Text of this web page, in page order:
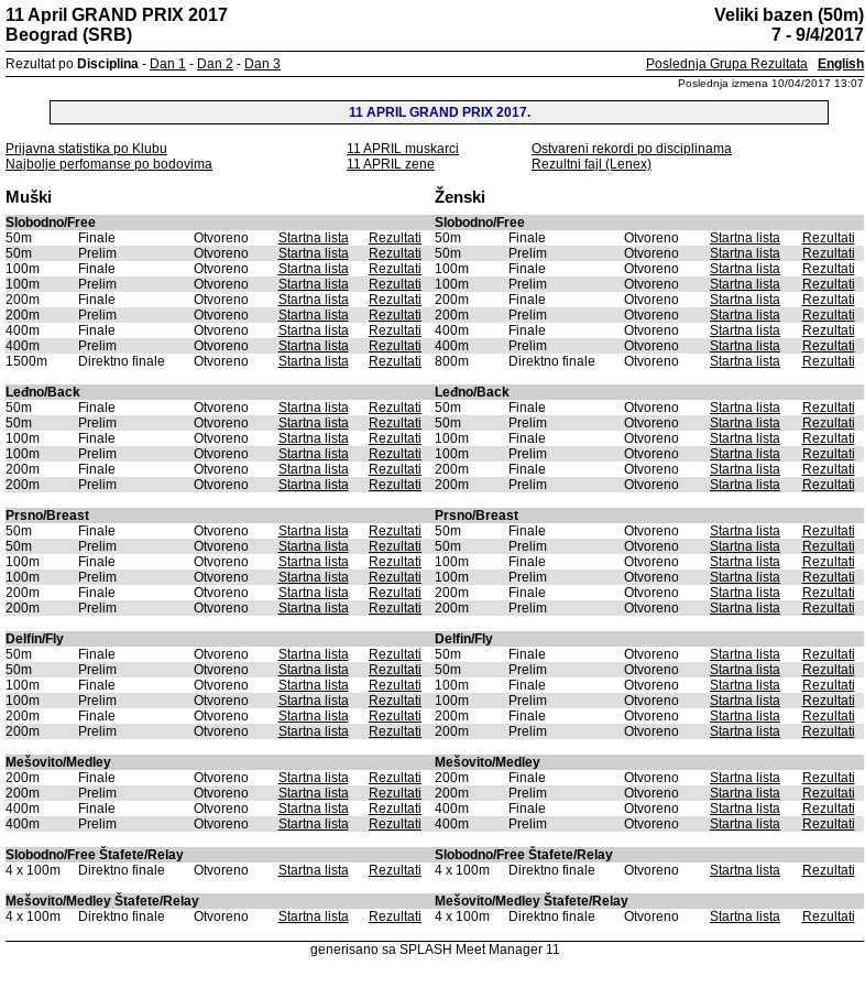
11 April GRAND PRIX 2017
Veliki bazen (50m)
Beograd (SRB)
7 - 9/4/2017
Rezultat po Disciplina - Dan 1 - Dan 2 - Dan 3 Poslednja Grupa Rezultata English
Poslednja izmena 10/04/2017 13:07
11 APRIL GRAND PRIX 2017.
Prijavna statistika po Klubu 11 APRIL muskarci
Ostvareni rekordi po disciplinama
Najbolje perfomanse po bodovima
11 APRIL zene Rezultni fajl (Lenex)
Muški Ženski
Slobodno/Free
Slobodno/Free
50m
Finale Otvoreno Startna lista Rezultati 50m Finale Otvoreno Startna lista
Rezultati
50m
Prelim Otvoreno Startna lista Rezultati 50m Prelim Otvoreno Startna lista
Rezultati
100m
Finale Otvoreno Startna lista Rezultati 100m Finale Otvoreno Startna lista
Rezultati
100m
Prelim Otvoreno Startna lista Rezultati 100m Prelim Otvoreno Startna lista
Rezultati
200m
Finale Otvoreno Startna lista Rezultati 200m Finale Otvoreno Startna lista
Rezultati
200m
Prelim Otvoreno Startna lista Rezultati 200m Prelim Otvoreno Startna lista
Rezultati
400m
Finale Otvoreno Startna lista Rezultati 400m Finale Otvoreno Startna lista
Rezultati
400m
Prelim Otvoreno Startna lista Rezultati 400m Prelim Otvoreno Startna lista
Rezultati
1500m
Direktno finale Otvoreno Startna lista Rezultati 800m Direktno finale Otvoreno Startna lista
Rezultati
Leđno/Back
Leđno/Back
50m
Finale Otvoreno Startna lista Rezultati 50m Finale Otvoreno Startna lista
Rezultati
50m
Prelim Otvoreno Startna lista Rezultati 50m Prelim Otvoreno Startna lista
Rezultati
100m
Finale Otvoreno Startna lista Rezultati 100m Finale Otvoreno Startna lista
Rezultati
100m
Prelim Otvoreno Startna lista Rezultati 100m Prelim Otvoreno Startna lista
Rezultati
200m
Finale Otvoreno Startna lista Rezultati 200m Finale Otvoreno Startna lista
Rezultati
200m
Prelim Otvoreno Startna lista Rezultati 200m Prelim Otvoreno Startna lista
Rezultati
Prsno/Breast
Prsno/Breast
50m
Finale Otvoreno Startna lista Rezultati 50m Finale Otvoreno Startna lista
Rezultati
50m
Prelim Otvoreno Startna lista Rezultati 50m Prelim Otvoreno Startna lista
Rezultati
100m
Finale Otvoreno Startna lista Rezultati 100m Finale Otvoreno Startna lista
Rezultati
100m
Prelim Otvoreno Startna lista Rezultati 100m Prelim Otvoreno Startna lista
Rezultati
200m
Finale Otvoreno Startna lista Rezultati 200m Finale Otvoreno Startna lista
Rezultati
200m
Prelim Otvoreno Startna lista Rezultati 200m Prelim Otvoreno Startna lista
Rezultati
Delfin/Fly
Delfin/Fly
50m
Finale Otvoreno Startna lista Rezultati 50m Finale Otvoreno Startna lista
Rezultati
50m
Prelim Otvoreno Startna lista Rezultati 50m Prelim Otvoreno Startna lista
Rezultati
100m
Finale Otvoreno Startna lista Rezultati 100m Finale Otvoreno Startna lista
Rezultati
100m
Prelim Otvoreno Startna lista Rezultati 100m Prelim Otvoreno Startna lista
Rezultati
200m
Finale Otvoreno Startna lista Rezultati 200m Finale Otvoreno Startna lista
Rezultati
200m
Prelim Otvoreno Startna lista Rezultati 200m Prelim Otvoreno Startna lista
Rezultati
Mešovito/Medley
Mešovito/Medley
200m
Finale Otvoreno Startna lista Rezultati 200m Finale Otvoreno Startna lista
Rezultati
200m
Prelim Otvoreno Startna lista Rezultati 200m Prelim Otvoreno Startna lista
Rezultati
400m
Finale Otvoreno Startna lista Rezultati 400m Finale Otvoreno Startna lista
Rezultati
400m
Prelim Otvoreno Startna lista Rezultati 400m Prelim Otvoreno Startna lista
Rezultati
Slobodno/Free Štafete/Relay
Slobodno/Free Štafete/Relay
4 x 100m
Direktno finale Otvoreno Startna lista Rezultati 4 x 100m Direktno finale Otvoreno Startna lista
Rezultati
Mešovito/Medley Štafete/Relay
Mešovito/Medley Štafete/Relay
4 x 100m
Direktno finale Otvoreno Startna lista Rezultati 4 x 100m Direktno finale Otvoreno Startna lista Rezultati
generisano sa SPLASH Meet Manager 11